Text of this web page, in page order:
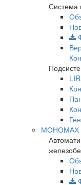
Система
МОНОМАХ